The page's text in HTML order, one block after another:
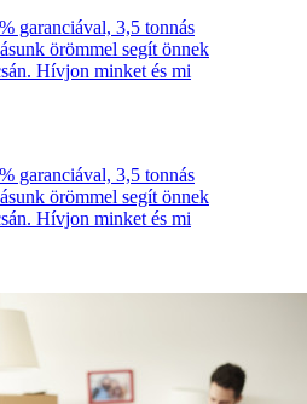
garanciával, 3,5 tonnás
örömmel segít önnek
Hívjon minket és mi
garanciával, 3,5 tonnás
örömmel segít önnek
Hívjon minket és mi